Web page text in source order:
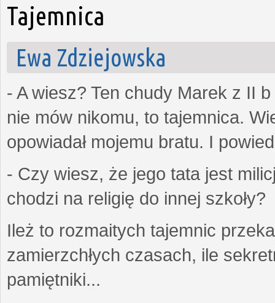
Tajemnica
Ewa Zdziejowska
- A wiesz? Ten chudy Marek z II
nie mów nikomu, to tajemnica.
opowiadał mojemu bratu. I
- Czy wiesz, że jego tata jest
chodzi na religię do innej szkoły?
Ileż to rozmaitych tajemnic
zamierzchłych czasach, ile
pamiętniki...